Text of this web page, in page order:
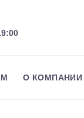
О КОМПАНИИ